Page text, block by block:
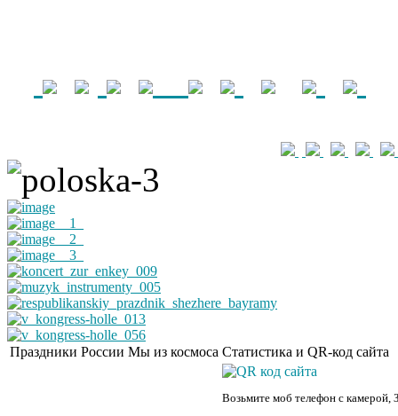
Праздники России Мы из космоса Статистика и QR-код сайта
Возьмите моб телефон с камерой,